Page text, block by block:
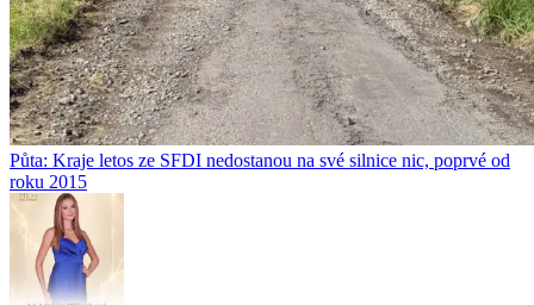
Půta: Kraje letos ze SFDI nedostanou na své silnice nic, poprvé od
roku 2015